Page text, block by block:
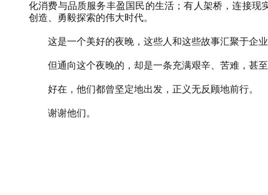
化消费与品质服务丰盈国民的生活；有人架桥，连接
创造、勇毅探索的伟大时代。
这是一个美好的夜晚，这些人和这些故事汇聚于企
但通向这个夜晚的，却是一条充满艰辛、苦难，甚
好在，他们都曾坚定地出发，正义无反顾地前行。
谢谢他们。